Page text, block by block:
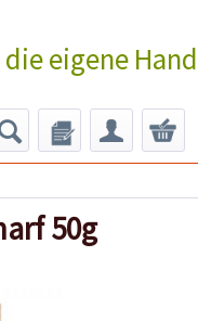
eigene Hand
50g